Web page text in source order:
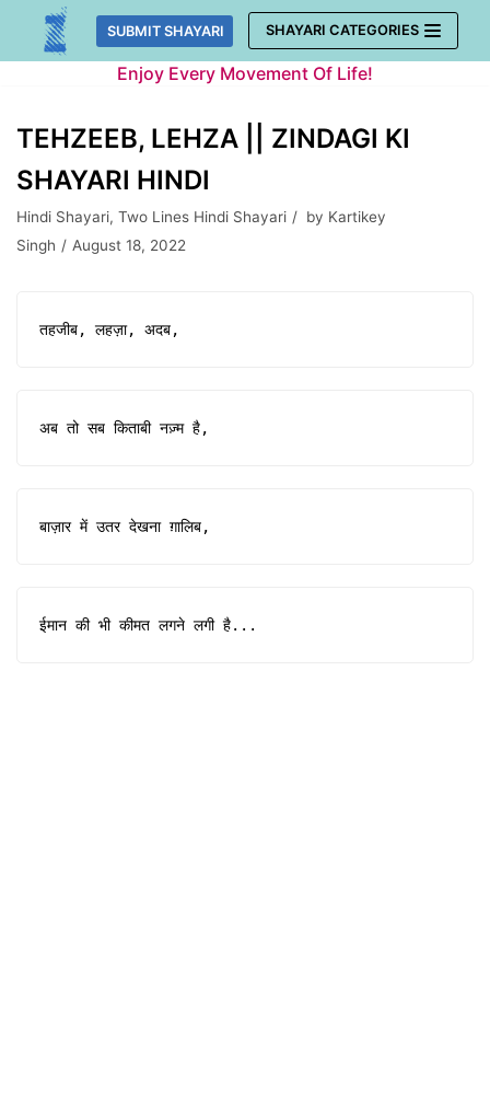
Skip
SUBMIT SHAYARI SHAYARI CATEGORIES
Enjoy Every Movement Of Life!
TEHZEEB, LEHZA || ZINDAGI KI
SHAYARI HINDI
Hindi Shayari, Two Lines Hindi Shayari by Kartikey
Singh
August 18, 2022
तहजीब, लहज़ा, अदब,
अब तो सब किताबी नज़्म है,
बाज़ार में उतर देखना ग़ालिब,
ईमान की भी कीमत लगने लगी है...